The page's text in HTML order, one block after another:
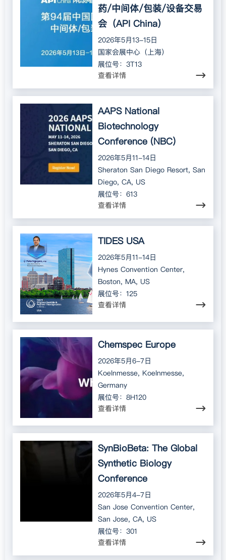
药/中间体/包装/设备交易
会（API China）
2026年5月13-15日
国家会展中心（上海）
展位号：3T13
查看详情
AAPS National
Biotechnology
Conference (NBC)
2026年5月11-14日
Sheraton San Diego Resort, San
Diego, CA, US
展位号：613
查看详情
TIDES USA
2026年5月11-14日
Hynes Convention Center,
Boston, MA, US
展位号：125
查看详情
Chemspec Europe
2026年5月6-7日
Koelnmesse, Koelnmesse,
Germany
展位号：8H120
查看详情
SynBioBeta: The Global
Synthetic Biology
Conference
2026年5月4-7日
San Jose Convention Center,
San Jose, CA, US
展位号：301
查看详情